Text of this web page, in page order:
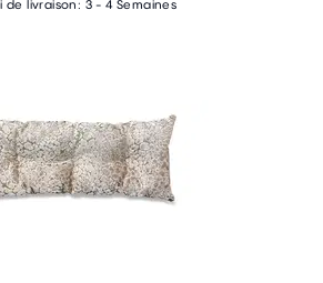
de livraison: 3 - 4 Semaines